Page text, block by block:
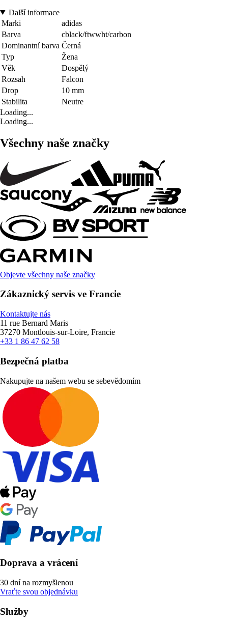
Další informace
Marki
adidas
Barva
cblack/ftwwht/carbon
Dominantní barva Černá
Typ
Žena
Věk
Dospělý
Rozsah
Falcon
Drop
10 mm
Stabilita
Neutre
Loading...
Loading...
Všechny naše značky
Objevte všechny naše značky
Zákaznický servis ve Francie
Kontaktujte nás
11 rue Bernard Maris
37270 Montlouis-sur-Loire, Francie
+33 1 86 47 62 58
Bezpečná platba
Nakupujte na našem webu se sebevědomím
Doprava a vrácení
30 dní na rozmyšlenou
Vraťte svou objednávku
Služby